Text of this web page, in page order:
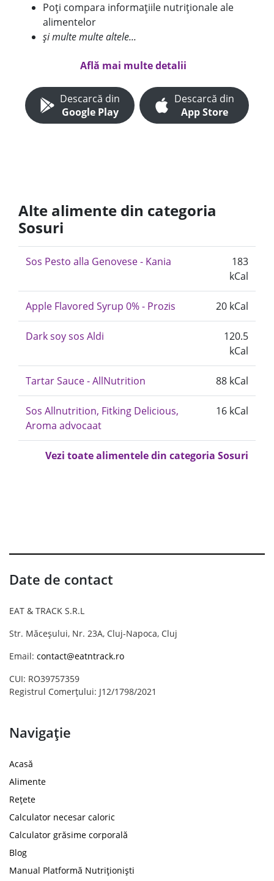
Poți compara informațiile nutriționale ale
alimentelor
și multe multe altele...
Află mai multe detalii
Descarcă din
Google Play
Descarcă din
App Store
Alte alimente din categoria
Sosuri
Sos Pesto alla Genovese - Kania
183
kCal
Apple Flavored Syrup 0% - Prozis 20 kCal
Dark soy sos Aldi
120.5
kCal
Tartar Sauce - AllNutrition 88 kCal
Sos Allnutrition, Fitking Delicious,
Aroma advocaat
16 kCal
Vezi toate alimentele din categoria Sosuri
Date de contact
EAT & TRACK S.R.L
Str. Măceșului, Nr. 23A, Cluj-Napoca, Cluj
Email: contact@eatntrack.ro
CUI: RO39757359
Registrul Comerțului: J12/1798/2021
Navigație
Acasă
Alimente
Rețete
Calculator necesar caloric
Calculator grăsime corporală
Blog
Manual Platformă Nutriționiști